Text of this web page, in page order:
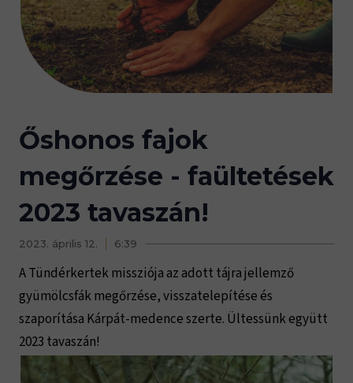
Őshonos fajok
megőrzése - faültetések
2023 tavaszán!
2023. április 12. 6:39
A Tündérkertek missziója az adott tájra jellemző
gyümölcsfák megőrzése, visszatelepítése és
szaporítása Kárpát-medence szerte. Ültessünk együtt
2023 tavaszán!